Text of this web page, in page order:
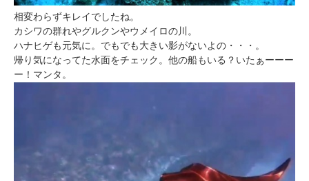
相変わらずキレイでしたね。
カシワの群れやグルクンやウメイロの川。
ハナヒゲも元気に。でもでも大きい影がないよの・・・。
帰り気になってた水面をチェック。他の船もいる？いたぁーーー
ー！マンタ。